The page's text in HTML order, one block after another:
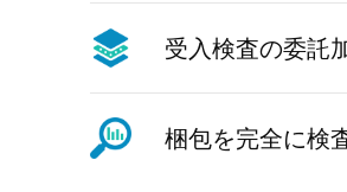
受入検査の委託
梱包を完全に検